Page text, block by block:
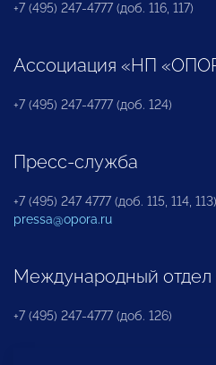
+7 (495) 247-4777 (доб. 116, 117)
Ассоциация «НП
+7 (495) 247-4777 (доб. 124)
Пресс-служба
+7 (495) 247 4777 (доб. 115, 114, 113)
pressa@opora.ru
Международный
+7 (495) 247-4777 (доб. 126)